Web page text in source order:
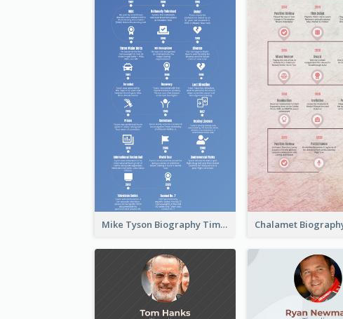
Mike Tyson Biography Timeline